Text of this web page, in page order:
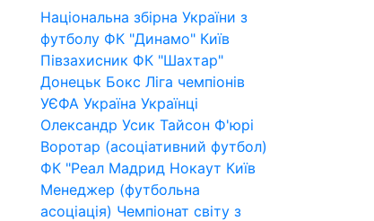
Національна збірна України з
футболу ФК "Динамо" Київ
Півзахисник ФК "Шахтар"
Донецьк Бокс Ліга чемпіонів
УЄФА Україна Українці
Олександр Усик Тайсон Ф'юрі
Воротар (асоціативний футбол)
ФК "Реал Мадрид Нокаут Київ
Менеджер (футбольна
асоціація) Чемпіонат світу з